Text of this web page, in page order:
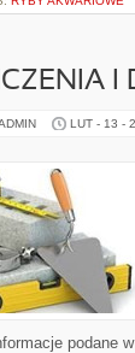
I
LUT - 13 -
podane